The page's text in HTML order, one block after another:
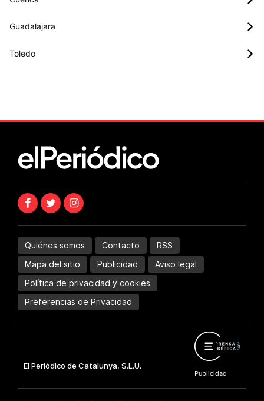
Guadalajara
Toledo
Quiénes somos Contacto
RSS
Mapa del sitio
Publicidad
Aviso legal
Política de privacidad y cookies
Preferencias de Privacidad